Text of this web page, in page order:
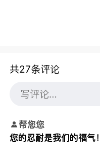
共27条评论
帮您您
您的忍耐是我们的福气！